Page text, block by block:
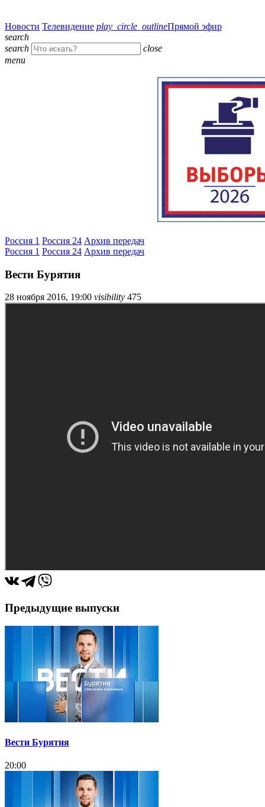
Новости Телевидение play_circle_outlineПрямой эфир
search
search
close
menu
Россия 1 Россия 24 Архив передач
Россия 1 Россия 24 Архив передач
Вести Бурятия
28 ноября 2016, 19:00 visibility 475
Предыдущие выпуски
Вести Бурятия
20:00